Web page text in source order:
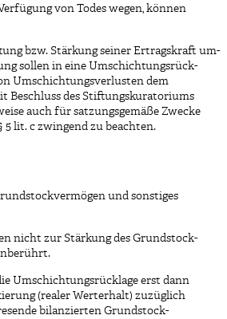
von Todes wegen, können
bzw. Stärkung seiner Ertragskraft um-
sollen in eine Umschichtungsrück-
Umschichtungsverlusten dem
Beschluss des Stiftungskuratoriums
auch für satzungsgemäße Zwecke
5 lit. c zwingend zu beachten.
und sonstiges
nicht zur Stärkung des Grundstock-
Umschichtungsrücklage erst dann
(realer Werterhalt) zuzüglich
bilanzierten Grundstock-